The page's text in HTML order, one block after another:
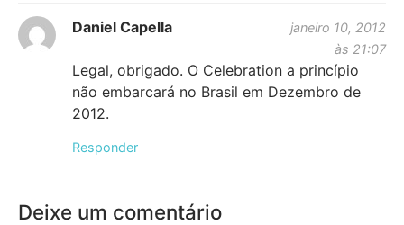
Daniel Capella
janeiro 10, 2012
às 21:07
Legal, obrigado. O Celebration a princípio
não embarcará no Brasil em Dezembro de
2012.
Responder
Deixe um comentário